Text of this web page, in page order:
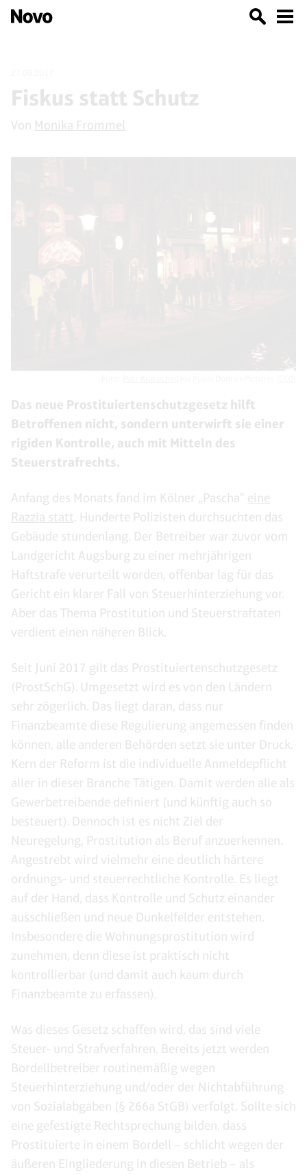
Fiskus statt Schutz
Von Monika Frommel
Das neue Prostituiertenschutzgesetz hilft
Betroffenen nicht, sondern unterwirft sie einer
rigiden Kontrolle, auch mit Mitteln des
Steuerstrafrechts.
Anfang des Monats fand im Kölner „Pascha“ eine
Razzia statt
. Hunderte Polizisten durchsuchten das
Gebäude stundenlang. Der Betreiber war zuvor vom
Landgericht Augsburg zu einer mehrjährigen
Haftstrafe verurteilt worden, offenbar lag für das
Gericht ein klarer Fall von Steuerhinterziehung vor.
Aber das Thema Prostitution und Steuerstraftaten
verdient einen näheren Blick.
Seit Juni 2017 gilt das Prostituiertenschutzgesetz
(ProstSchG). Umgesetzt wird es von den Ländern
sehr zögerlich. Das liegt daran, dass nur
Finanzbeamte diese Regulierung angemessen finden
können, alle anderen Behörden setzt sie unter Druck.
Kern der Reform ist die individuelle Anmeldepflicht
aller in dieser Branche Tätigen. Damit werden alle als
Gewerbetreibende definiert (und künftig auch so
besteuert). Dennoch ist es nicht Ziel der
Neuregelung, Prostitution als Beruf anzuerkennen.
Angestrebt wird vielmehr eine deutlich härtere
ordnungs- und steuerrechtliche Kontrolle. Es liegt
auf der Hand, dass Kontrolle und Schutz einander
ausschließen und neue Dunkelfelder entstehen.
Insbesondere die Wohnungsprostitution wird
zunehmen, denn diese ist praktisch nicht
kontrollierbar (und damit auch kaum durch
Finanzbeamte zu erfassen).
Was dieses Gesetz schaffen wird, das sind viele
Steuer- und Strafverfahren. Bereits jetzt werden
Bordellbetreiber routinemäßig wegen
Steuerhinterziehung und/oder der Nichtabführung
von Sozialabgaben (§ 266a StGB) verfolgt. Sollte sich
eine gefestigte Rechtsprechung bilden, dass
Prostituierte in einem Bordell – schlicht wegen der
äußeren Eingliederung in diesen Betrieb – als